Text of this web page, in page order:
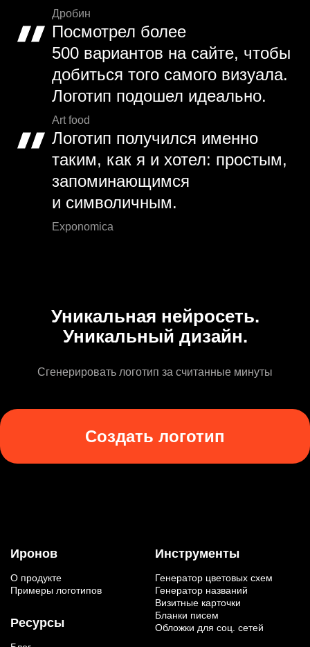
Дробин
Посмотрел более
500 вариантов на сайте, чтобы
добиться того самого визуала.
Логотип подошел идеально.
Art food
Логотип получился именно
таким, как я и хотел: простым,
запоминающимся
и символичным.
Exponomica
Уникальная нейросеть.
Уникальный дизайн.
Сгенерировать логотип за считанные минуты
Создать логотип
Иронов
О продукте
Примеры логотипов
Ресурсы
Инструменты
Генератор цветовых схем
Генератор названий
Визитные карточки
Бланки писем
Обложки для соц. сетей